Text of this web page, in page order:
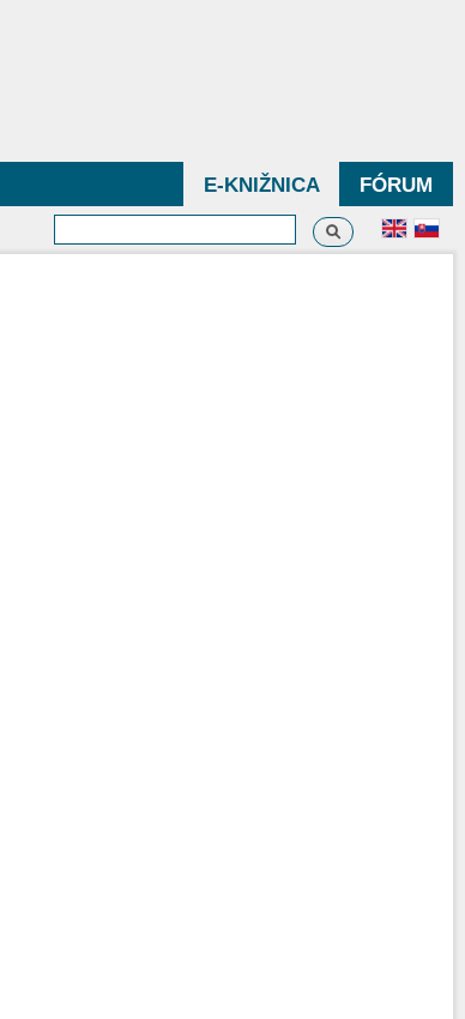
FÓRUM
E-KNIŽNICA
Vyhľadávanie
Vyhľadávanie